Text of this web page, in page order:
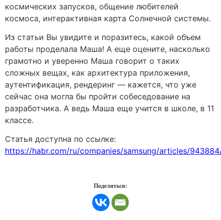
космических запусков, общение любителей
космоса, интерактивная карта Солнечной системы.
Из статьи Вы увидите и поразитесь, какой объем
работы проделала Маша! А еще оцените, насколько
грамотно и уверенно Маша говорит о таких
сложных вещах, как архитектура приложения,
аутентификация, рендеринг — кажется, что уже
сейчас она могла бы пройти собеседование на
разработчика. А ведь Маша еще учится в школе, в 11
классе.
Статья доступна по ссылке:
https://habr.com/ru/companies/samsung/articles/
Поделиться: